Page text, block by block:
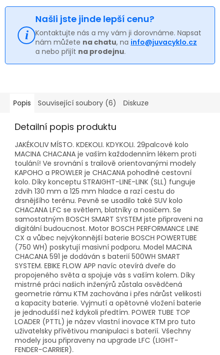
Našli jste jinde lepší cenu?
Kontaktujte nás a my vám ji dorovnáme. Napsat
nám můžete na chatu, na info@juvacyklo.cz
a nebo přijít na prodejnu.
Popis Související soubory (6) Diskuze
Detailní popis produktu
JAKÉKOLIV MÍSTO. KDEKOLI. KDYKOLI. 29palcové kolo
MACINA CHACANA je vaším každodenním lékem proti
toulání! Ve srovnání s trailově orientovanými modely
KAPOHO a PROWLER je CHACANA pohodlné cestovní
kolo. Díky konceptu STRAIGHT-LINE-LINK (SLL) funguje
zdvih 130 mm a 125 mm hladce a razí cestu do
drsnějšího terénu. Pevně ​​se usadilo také SUV kolo
CHACANA LFC se světlem, blatníky a nosičem. Se
samostatným BOSCH SMART SYSTEM jste připraveni na
digitální budoucnost. Motor BOSCH PERFORMANCE LINE
CX a vůbec nejvýkonnější baterie BOSCH POWERTUBE
(750 WH) poskytují masivní podporu. Model MACINA
CHACANA 591 je dodáván s baterií 500WH SMART
SYSTEM. EBIKE FLOW APP navíc otevírá dveře do
propojeného světa a spojuje vás s vaším kolem. Díky
mistrné práci našich inženýrů zůstala osvědčená
geometrie rámu KTM zachována i přes nárůst velikosti
a kapacity baterie. Vyjmutí a opětovné vložení baterie
je jednodušší než kdykoli předtím. POWER TUBE TOP
LOADER (PTTL) je název vlastní inovace KTM pro tuto
uživatelsky přívětivou manipulaci s baterií. Všechny
modely jsou připraveny na upgrade LFC (LIGHT-
FENDER-CARRIER).